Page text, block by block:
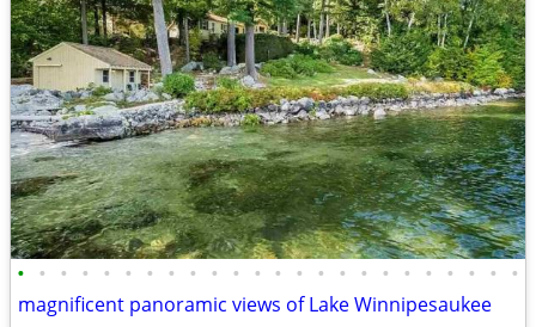
• • • • • • • • • • • • • • • • • • • • • • • •
magnificent panoramic views of Lake Winnipesaukee